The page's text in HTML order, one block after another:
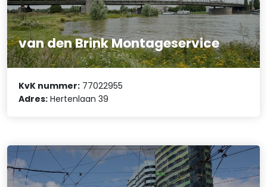
van den Brink Montageservice
KvK nummer: 77022955
Adres: Hertenlaan 39